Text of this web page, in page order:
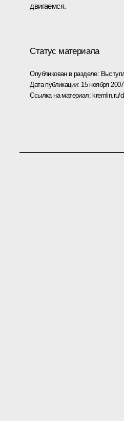
двигаемся.
Статус материала
Опубликован в разделе:
Дата публикации: 15 ноября
Ссылка на материал:kremlin.ru/